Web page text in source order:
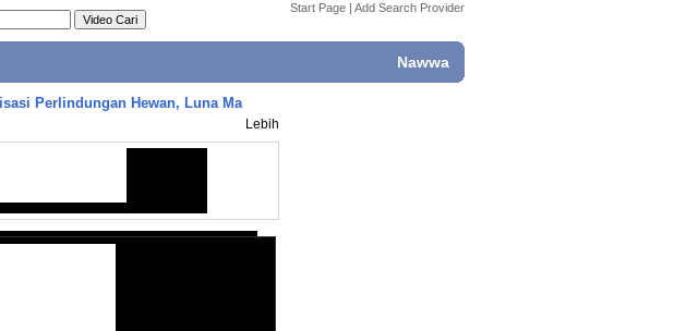
Start Page | Add Search Provider
Nawwa
Perlindungan Hewan, Luna Ma
Lebih